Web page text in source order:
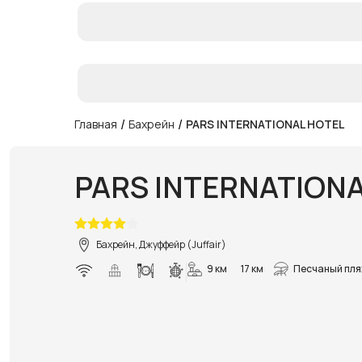
Главная / Бахрейн / PARS INTERNATIONAL HOTEL
PARS
Бахрейн, Джуффейр (Juffair)
9 км
17 км Песчаный